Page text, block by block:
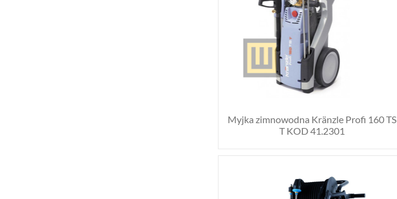
Myjka zimnowodna Kränzle Profi 160 TS
T KOD 41.2301